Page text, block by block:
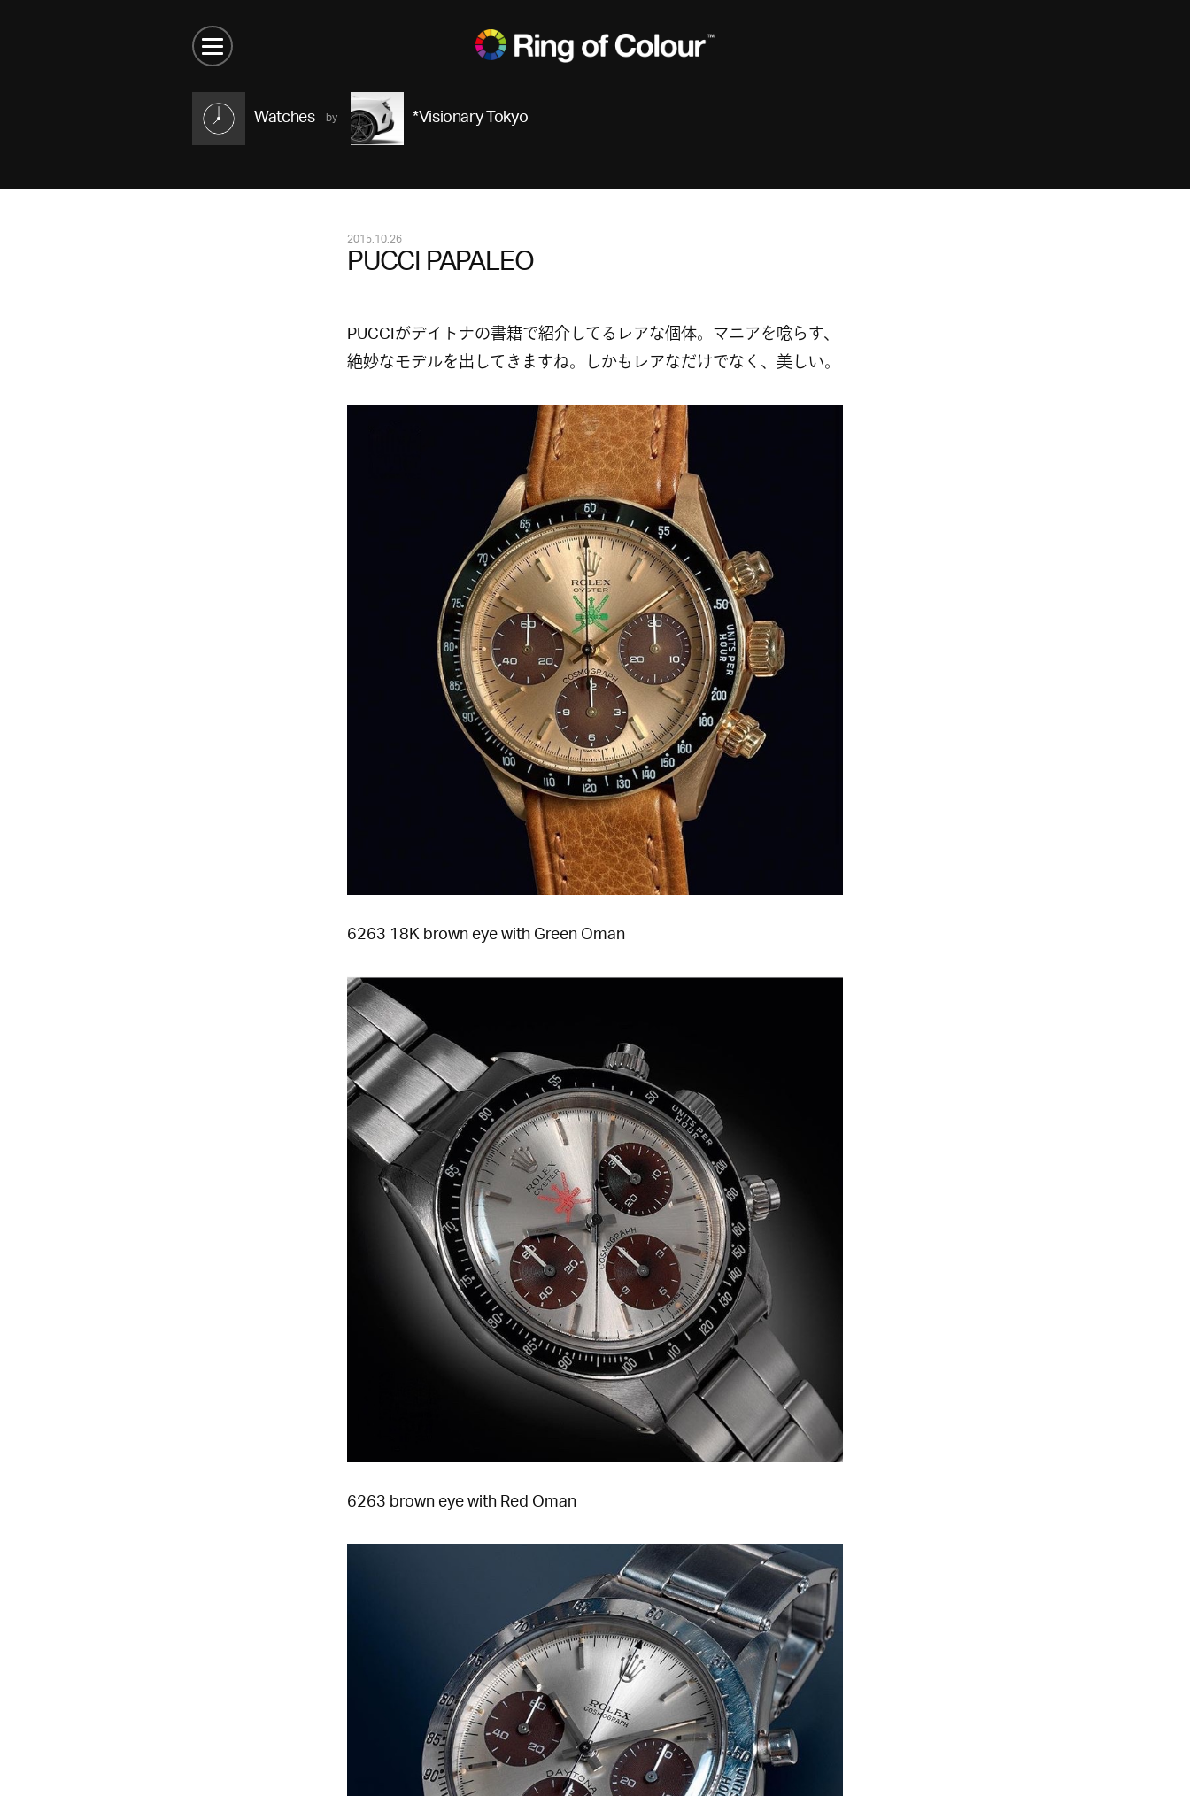
Watches *Visionary Tokyo
2015.10.26
PUCCI PAPALEO
PUCCIがデイトナの書籍で紹介してるレアな個体。マニアを唸らす、
絶妙なモデルを出してきますね。しかもレアなだけでなく、美しい。
6263 18K brown eye with Green Oman
6263 brown eye with Red Oman